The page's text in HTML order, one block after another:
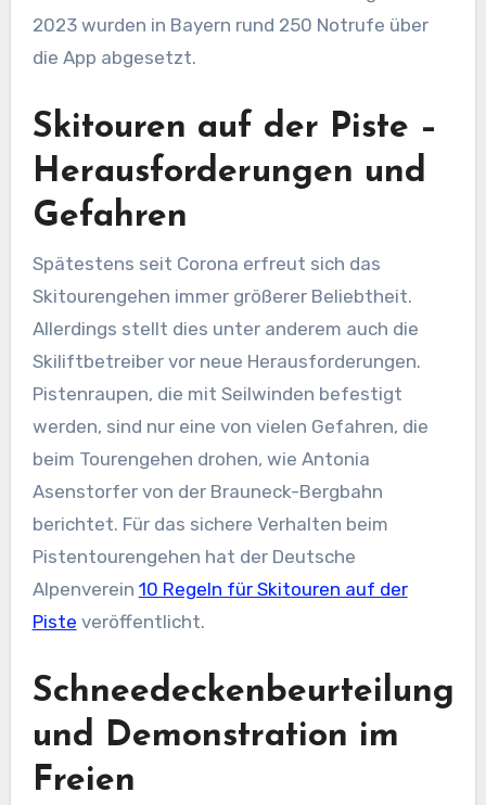
2023 wurden in Bayern rund 250 Notrufe über
die App abgesetzt.
Skitouren auf der Piste –
Herausforderungen und
Gefahren
Spätestens seit Corona erfreut sich das
Skitourengehen immer größerer Beliebtheit.
Allerdings stellt dies unter anderem auch die
Skiliftbetreiber vor neue Herausforderungen.
Pistenraupen, die mit Seilwinden befestigt
werden, sind nur eine von vielen Gefahren, die
beim Tourengehen drohen, wie Antonia
Asenstorfer von der Brauneck-Bergbahn
berichtet. Für das sichere Verhalten beim
Pistentourengehen hat der Deutsche
Alpenverein 10 Regeln für Skitouren auf der
Piste veröffentlicht.
Schneedeckenbeurteilung
und Demonstration im
Freien